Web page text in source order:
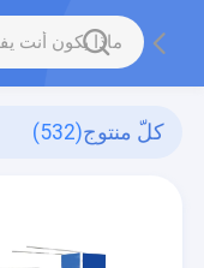
كلّ منتوج(532)